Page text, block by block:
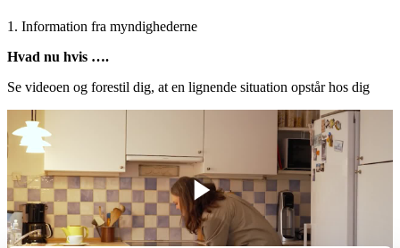
1. Information fra myndighederne
Hvad nu hvis ….
Se videoen og forestil dig, at en lignende situation opstår hos dig